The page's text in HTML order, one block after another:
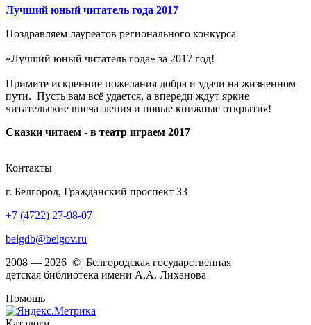
Лучший юный читатель года 2017
Поздравляем лауреатов регионального конкурса
«Лучший юный читатель года» за 2017 год!
Примите искренние пожелания добра и удачи на жизненном
пути. Пусть вам всё удается, а впереди ждут яркие
читательские впечатления и новые книжные открытия!
Сказки читаем - в театр играем 2017
Контакты
г. Белгород, Гражданский проспект 33
+7 (4722) 27-98-07
belgdb@belgov.ru
2008 — 2026 © Белгородская государственная
детская библиотека имени А.А. Лиханова
Помощь